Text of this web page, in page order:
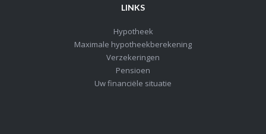
LINKS
Hypotheek
Maximale hypotheekberekening
Verzekeringen
Pensioen
Uw financiële situatie